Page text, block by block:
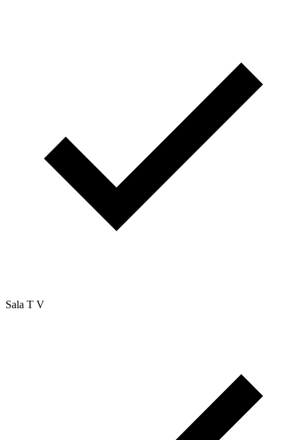
Sala T V